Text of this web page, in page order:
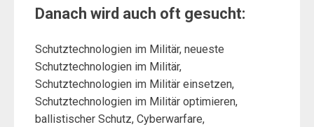
Danach wird auch oft gesucht:
Schutztechnologien im Militär, neueste
Schutztechnologien im Militär,
Schutztechnologien im Militär einsetzen,
Schutztechnologien im Militär optimieren,
ballistischer Schutz, Cyberwarfare,